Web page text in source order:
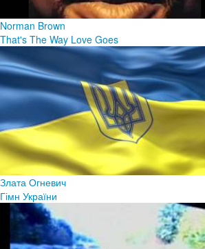
Norman Brown
That's The Way Love Goes
Злата Огневич
Гімн України